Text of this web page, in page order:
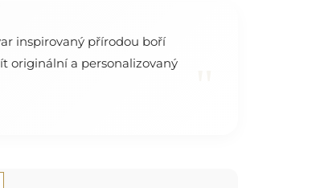
inspirovaný přírodou boří
originální a personalizovaný